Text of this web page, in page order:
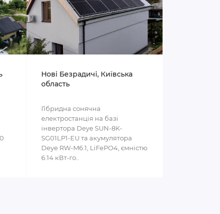
Нові Безрадичі, Київська
область
Гібридна сонячна
електростанція на базі
інвертора Deye SUN-8K-
SG01LP1-EU та акумулятора
Deye RW-M6.1, LiFePO4, ємністю
6.14 кВт-го..